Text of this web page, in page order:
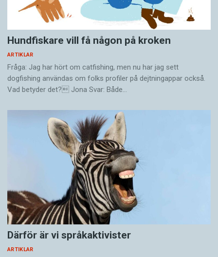
Hundfiskare vill få någon på kroken
ARTIKLAR
Fråga: Jag har hört om catfishing, men nu har jag sett
dogfishing användas om folks profiler på dejtningappar också.
Vad betyder det? Jona Svar: Både…
Därför är vi språkaktivister
ARTIKLAR